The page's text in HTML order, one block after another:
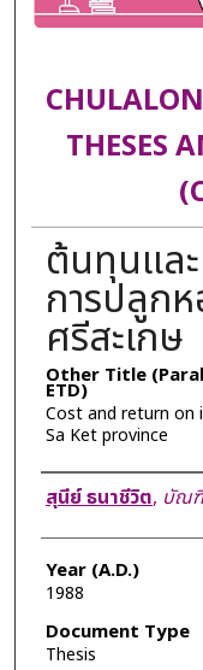
THESES
ต้นทุนแล
การปลูก
ศรีสะเกษ
Other Title
ETD)
Cost and return on
Sa Ket province
Author
สุนีย์ ธนาชีวิต, บัณ
Year (A.D.)
1988
Document Type
Thesis